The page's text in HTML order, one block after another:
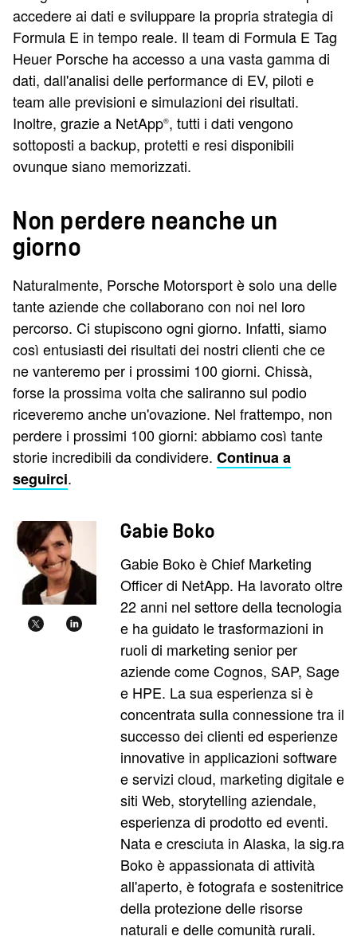
accedere ai dati e sviluppare la propria strategia di
Formula E in tempo reale. Il team di Formula E Tag
Heuer Porsche ha accesso a una vasta gamma di
dati, dall'analisi delle performance di EV, piloti e
team alle previsioni e simulazioni dei risultati.
Inoltre, grazie a NetApp®, tutti i dati vengono
sottoposti a backup, protetti e resi disponibili
ovunque siano memorizzati.
Non perdere neanche un
giorno
Naturalmente, Porsche Motorsport è solo una delle
tante aziende che collaborano con noi nel loro
percorso. Ci stupiscono ogni giorno. Infatti, siamo
così entusiasti dei risultati dei nostri clienti che ce
ne vanteremo per i prossimi 100 giorni. Chissà,
forse la prossima volta che saliranno sul podio
riceveremo anche un'ovazione. Nel frattempo, non
perdere i prossimi 100 giorni: abbiamo così tante
storie incredibili da condividere. Continua a
seguirci.
Gabie Boko
Gabie Boko è Chief Marketing
Officer di NetApp. Ha lavorato oltre
22 anni nel settore della tecnologia
e ha guidato le trasformazioni in
ruoli di marketing senior per
aziende come Cognos, SAP, Sage
e HPE. La sua esperienza si è
concentrata sulla connessione tra il
successo dei clienti ed esperienze
innovative in applicazioni software
e servizi cloud, marketing digitale e
siti Web, storytelling aziendale,
esperienza di prodotto ed eventi.
Nata e cresciuta in Alaska, la sig.ra
Boko è appassionata di attività
all'aperto, è fotografa e sostenitrice
della protezione delle risorse
naturali e delle comunità rurali.